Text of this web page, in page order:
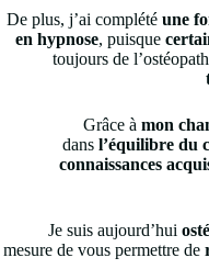
De plus, j’ai complété une
en hypnose, puisque
toujours de
Grâce à mon
dans l’équilibre du
connaissances
Je suis aujourd’hui
mesure de vous permettre de